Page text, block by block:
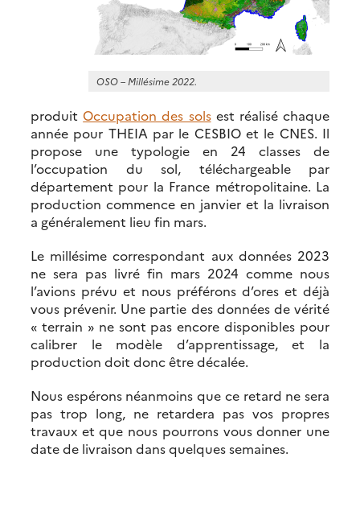
OSO – Millésime 2022.
produit Occupation des solsest réalisé chaque
année pour THEIA par le CESBIO et le CNES. Il
propose une typologie en 24 classes de
l’occupation du sol, téléchargeable par
département pour la France métropolitaine. La
production commence en janvier et la livraison
a généralement lieu fin mars.
Le millésime correspondant aux données 2023
ne sera pas livré fin mars 2024 comme nous
l’avions prévu et nous préférons d’ores et déjà
vous prévenir. Une partie des données de vérité
« terrain » ne sont pas encore disponibles pour
calibrer le modèle d’apprentissage, et la
production doit donc être décalée.
Nous espérons néanmoins que ce retard ne sera
pas trop long, ne retardera pas vos propres
travaux et que nous pourrons vous donner une
date de livraison dans quelques semaines.